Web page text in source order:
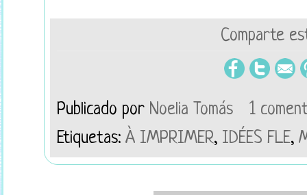
Comparte
Publicado por Noelia Tomás
1
Etiquetas: À IMPRIMER, IDÉES FLE,